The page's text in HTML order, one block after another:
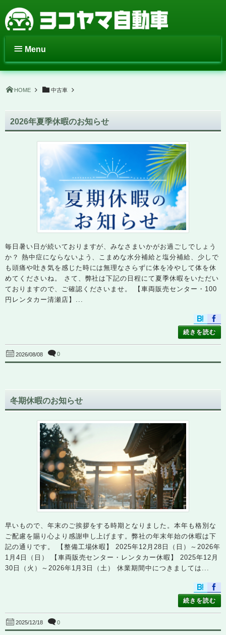
Menu
HOME 中古車
2026年夏季休暇のお知らせ
毎日暑い日が続いておりますが、みなさまいかがお過ごしでしょう
か？ 熱中症にならないよう、こまめな水分補給と塩分補給、少しで
も頭痛や吐き気を感じた時には無理なさらずに体を冷やして体を休
めてくださいね。 さて、弊社は下記の日程にて夏季休暇をいただい
ておりますので、ご確認くださいませ。 【車両販売センター・100
円レンタカー清瀬店】...
続きを読む
2026/08/08 0
冬期休暇のお知らせ
早いもので、年末のご挨拶をする時期となりました。本年も格別な
ご配慮を賜り心より感謝申し上げます。弊社の年末年始の休暇は下
記の通りです。 【整備工場休暇】 2025年12月28日（日）～2026年
1月4日（日） 【車両販売センター・レンタカー休暇】 2025年12月
30日（火）～2026年1月3日（土） 休業期間中につきましては...
続きを読む
2025/12/18 0